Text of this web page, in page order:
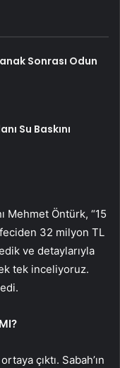
Sonrası Odun
Su Baskını
Mehmet Öntürk, “15
32 milyon TL
ve detaylarıyla
tek inceliyoruz.
çıktı. Sabah’ın